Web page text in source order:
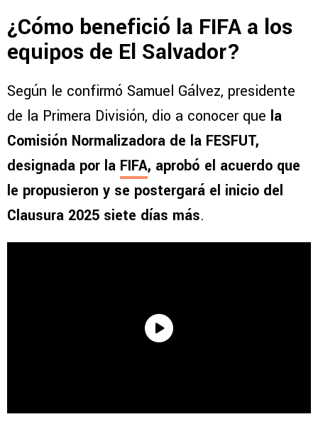
¿Cómo benefició la FIFA a los
equipos de El Salvador?
Según le confirmó Samuel Gálvez, presidente
de la Primera División, dio a conocer que la
Comisión Normalizadora de la FESFUT,
designada por la FIFA, aprobó el acuerdo que
le propusieron y se postergará el inicio del
Clausura 2025 siete días más.